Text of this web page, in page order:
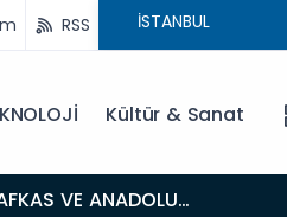
RSS
Kültür & Sanat